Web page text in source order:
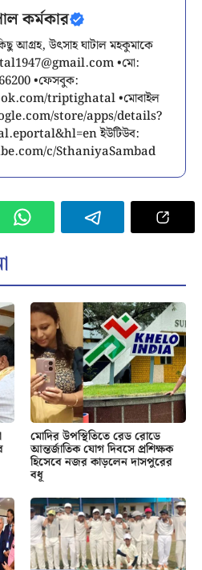
কর্মকার
আগ্রহ, উৎসাহ ঘাটাল মহকুমাকে
•মো:
•ফেসবুক:
triptighatal •মোবাইল
store/apps/details?
ইউটিউব:
c/SthaniyaSambad
মোদির উপস্থিতিতে রেড রোডে
আন্তর্জাতিক যোগ দিবসে প্রশিক্ষক
হিসেবে নজর কাড়লেন দাসপুরের
বধূ